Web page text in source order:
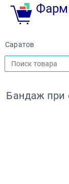
Саратов
Бандаж при